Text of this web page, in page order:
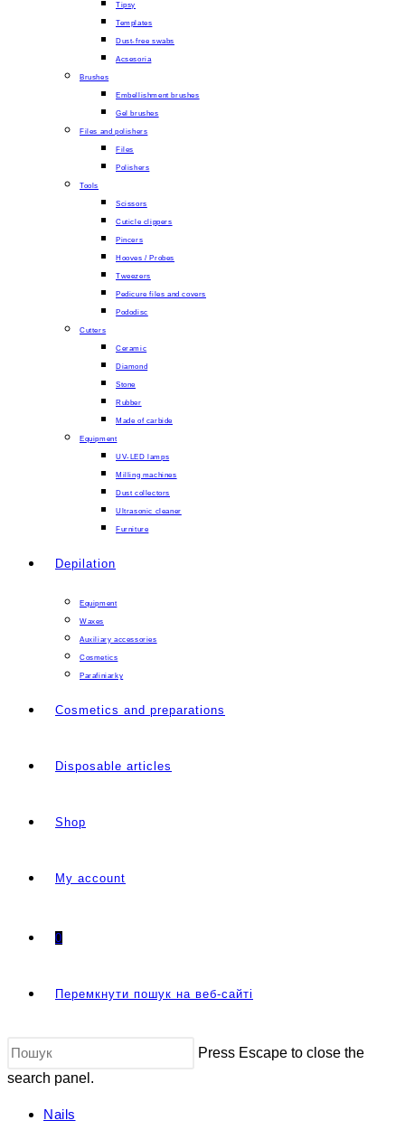
Tipsy
Templates
Dust-free swabs
Acsesoria
Brushes
Embellishment brushes
Gel brushes
Files and polishers
Files
Polishers
Tools
Scissors
Cuticle clippers
Pincers
Hooves / Probes
Tweezers
Pedicure files and covers
Pododisc
Cutters
Ceramic
Diamond
Stone
Rubber
Made of carbide
Equipment
UV-LED lamps
Milling machines
Dust collectors
Ultrasonic cleaner
Furniture
Depilation
Equipment
Waxes
Auxiliary accessories
Cosmetics
Parafiniarky
Cosmetics and preparations
Disposable articles
Shop
My account
0
Перемкнути пошук на веб-сайті
Press Escape to close the
search panel.
Nails